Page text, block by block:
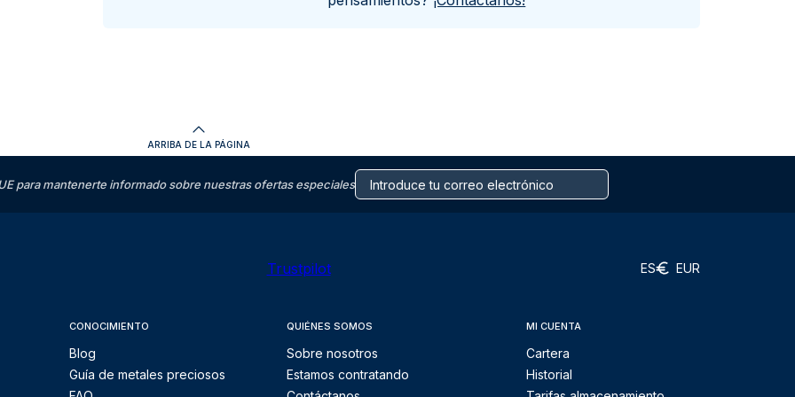
ARRIBA DE LA PÁGINA
para mantenerte informado sobre nuestras ofertas especiales
Trustpilot ES EUR
CONOCIMIENTO
Blog
Guía de metales preciosos
QUIÉNES SOMOS
Sobre nosotros
Estamos contratando
MI CUENTA
Cartera
Historial